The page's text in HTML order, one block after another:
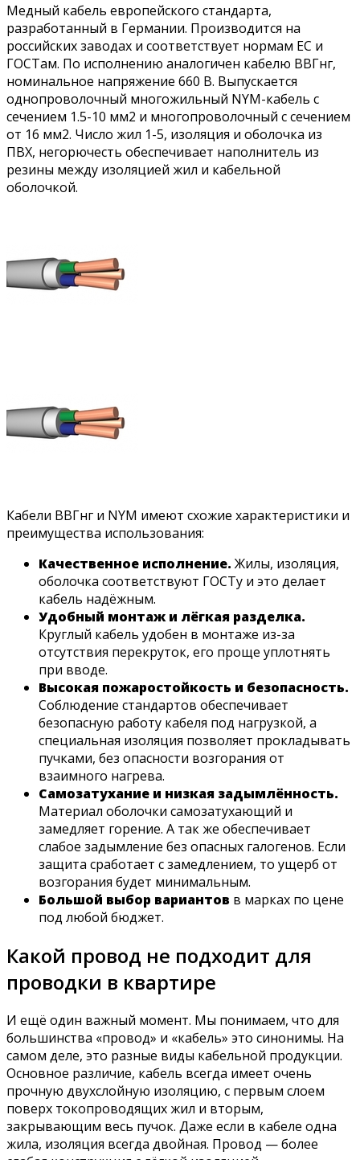
Медный кабель европейского стандарта,
разработанный в Германии. Производится на
российских заводах и соответствует нормам ЕС и
ГОСТам. По исполнению аналогичен кабелю ВВГнг,
номинальное напряжение 660 В. Выпускается
однопроволочный многожильный NYM-кабель с
сечением 1.5-10 мм2 и многопроволочный с сечением
от 16 мм2. Число жил 1-5, изоляция и оболочка из
ПВХ, негорючесть обеспечивает наполнитель из
резины между изоляцией жил и кабельной
оболочкой.
Кабели ВВГнг и NYM имеют схожие характеристики и
преимущества использования:
Качественное исполнение. Жилы, изоляция,
оболочка соответствуют ГОСТу и это делает
кабель надёжным.
Удобный монтаж и лёгкая разделка.
Круглый кабель удобен в монтаже из-за
отсутствия перекруток, его проще уплотнять
при вводе.
Высокая пожаростойкость и безопасность.
Соблюдение стандартов обеспечивает
безопасную работу кабеля под нагрузкой, а
специальная изоляция позволяет прокладывать
пучками, без опасности возгорания от
взаимного нагрева.
Самозатухание и низкая задымлённость.
Материал оболочки самозатухающий и
замедляет горение. А так же обеспечивает
слабое задымление без опасных галогенов. Если
защита сработает с замедлением, то ущерб от
возгорания будет минимальным.
Большой выбор вариантов в марках по цене
под любой бюджет.
Какой провод не подходит для
проводки в квартире
И ещё один важный момент. Мы понимаем, что для
большинства «провод» и «кабель» это синонимы. На
самом деле, это разные виды кабельной продукции.
Основное различие, кабель всегда имеет очень
прочную двухслойную изоляцию, с первым слоем
поверх токопроводящих жил и вторым,
закрывающим весь пучок. Даже если в кабеле одна
жила, изоляция всегда двойная. Провод — более